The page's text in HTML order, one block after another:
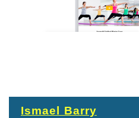
Ismael Barry